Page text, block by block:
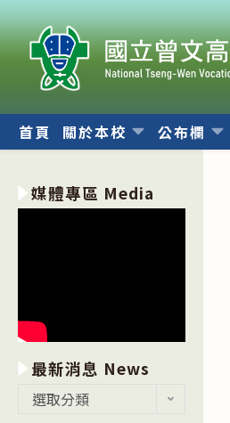
跳
轉
至
內
首頁 關於本校 公布欄
媒體專區 Media
最新消息 News
選取分類